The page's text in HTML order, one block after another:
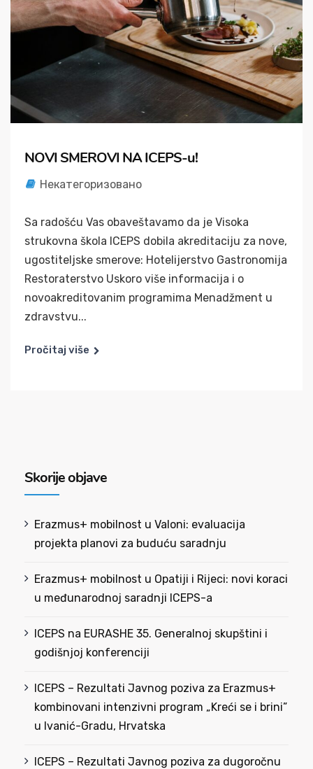
NOVI SMEROVI NA ICEPS-u!
Некатегоризовано
Sa radošću Vas obaveštavamo da je Visoka
strukovna škola ICEPS dobila akreditaciju za nove,
ugostiteljske smerove: Hotelijerstvo Gastronomija
Restoraterstvo Uskoro više informacija i o
novoakreditovanim programima Menadžment u
zdravstvu...
Pročitaj više
Skorije objave
Erazmus+ mobilnost u Valoni: evaluacija
projekta planovi za buduću saradnju
Erazmus+ mobilnost u Opatiji i Rijeci: novi koraci
u međunarodnoj saradnji ICEPS-a
ICEPS na EURASHE 35. Generalnoj skupštini i
godišnjoj konferenciji
ICEPS – Rezultati Javnog poziva za Erazmus+
kombinovani intenzivni program „Kreći se i brini”
u Ivanić-Gradu, Hrvatska
ICEPS – Rezultati Javnog poziva za dugoročnu